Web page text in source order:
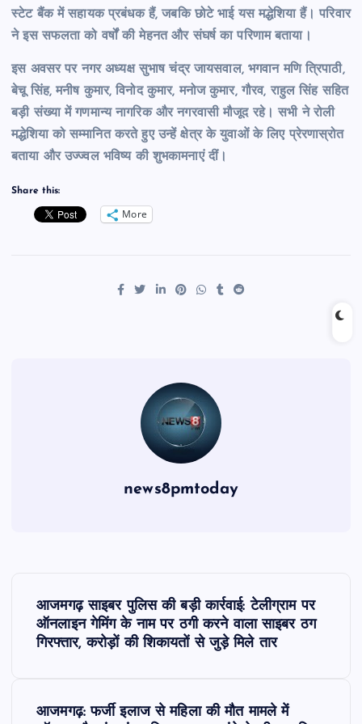
स्टेट बैंक में सहायक प्रबंधक हैं, जबकि छोटे भाई यस मद्धेशिया हैं। परिवार
ने इस सफलता को वर्षों की मेहनत और संघर्ष का परिणाम बताया।
इस अवसर पर नगर अध्यक्ष सुभाष चंद्र जायसवाल, भगवान मणि त्रिपाठी,
बेचू सिंह, मनीष कुमार, विनोद कुमार, मनोज कुमार, गौरव, राहुल सिंह सहित
बड़ी संख्या में गणमान्य नागरिक और नगरवासी मौजूद रहे। सभी ने रोली
मद्धेशिया को सम्मानित करते हुए उन्हें क्षेत्र के युवाओं के लिए प्रेरणास्रोत
बताया और उज्ज्वल भविष्य की शुभकामनाएं दीं।
Share this:
More
news8pmtoday
आजमगढ़ साइबर पुलिस की बड़ी कार्रवाई: टेलीग्राम पर
ऑनलाइन गेमिंग के नाम पर ठगी करने वाला साइबर ठग
गिरफ्तार, करोड़ों की शिकायतों से जुड़े मिले तार
आजमगढ़: फर्जी इलाज से महिला की मौत मामले में